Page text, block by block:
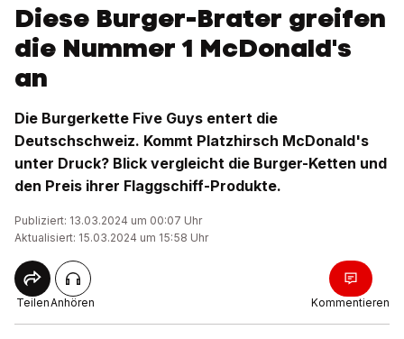
Diese Burger-Brater greifen
die Nummer 1 McDonald's
an
Die Burgerkette Five Guys entert die
Deutschschweiz. Kommt Platzhirsch McDonald's
unter Druck? Blick vergleicht die Burger-Ketten und
den Preis ihrer Flaggschiff-Produkte.
Publiziert: 13.03.2024 um 00:07 Uhr
Aktualisiert: 15.03.2024 um 15:58 Uhr
TeilenAnhören Kommentieren